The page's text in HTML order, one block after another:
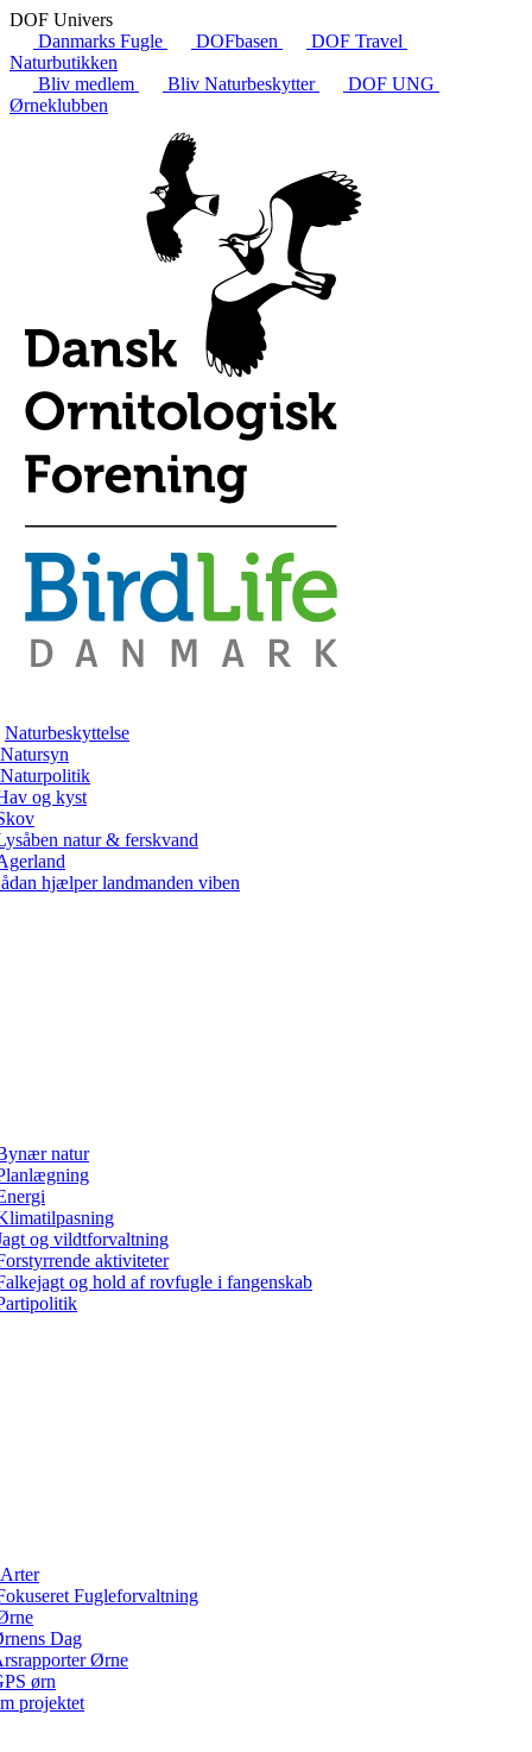
DOF Univers
Danmarks Fugle
DOFbasen
DOF Travel
Naturbutikken
Bliv medlem
Bliv Naturbeskytter
DOF UNG
Ørneklubben
Naturbeskyttelse
Natursyn
Naturpolitik
og kyst
natur & ferskvand
hjælper landmanden viben
natur
og vildtforvaltning
aktiviteter
og hold af rovfugle i fangenskab
Arter
Fugleforvaltning
Dag
Ørne
ørn
projektet